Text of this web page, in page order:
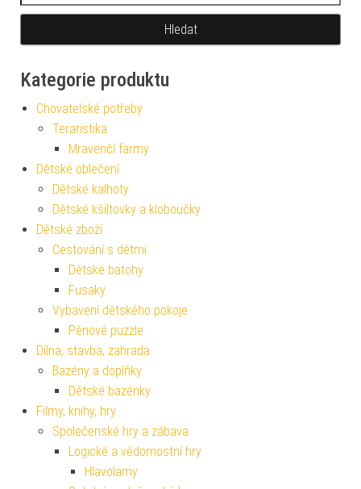
Kategorie produktu
Chovatelské potřeby
Teraristika
Mravenčí farmy
Dětské oblečení
Dětské kalhoty
Dětské kšiltovky a kloboučky
Dětské zboží
Cestování s dětmi
Dětské batohy
Fusaky
Vybavení dětského pokoje
Pěnové puzzle
Dílna, stavba, zahrada
Bazény a doplňky
Dětské bazénky
Filmy, knihy, hry
Společenské hry a zábava
Logické a vědomostní hry
Hlavolamy